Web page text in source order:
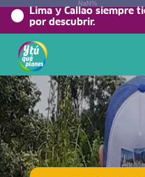
Lima y Callao siempre
por descubrir.
NaN%